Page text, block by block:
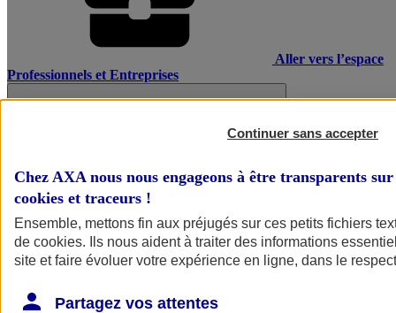
Aller vers l’espace
Professionnels et Entreprises
Continuer sans accepter
Chez AXA nous nous engageons à être transparents
cookies et traceurs !
Ensemble, mettons fin aux préjugés sur ces petits fichiers
de cookies. Ils nous aident à traiter des informations
site et faire évoluer votre expérience en ligne, dans le
Partagez vos attentes